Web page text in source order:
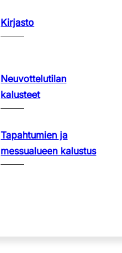
Kirjasto
Neuvottelutilan
kalusteet
Tapahtumien ja
messualueen kalustus